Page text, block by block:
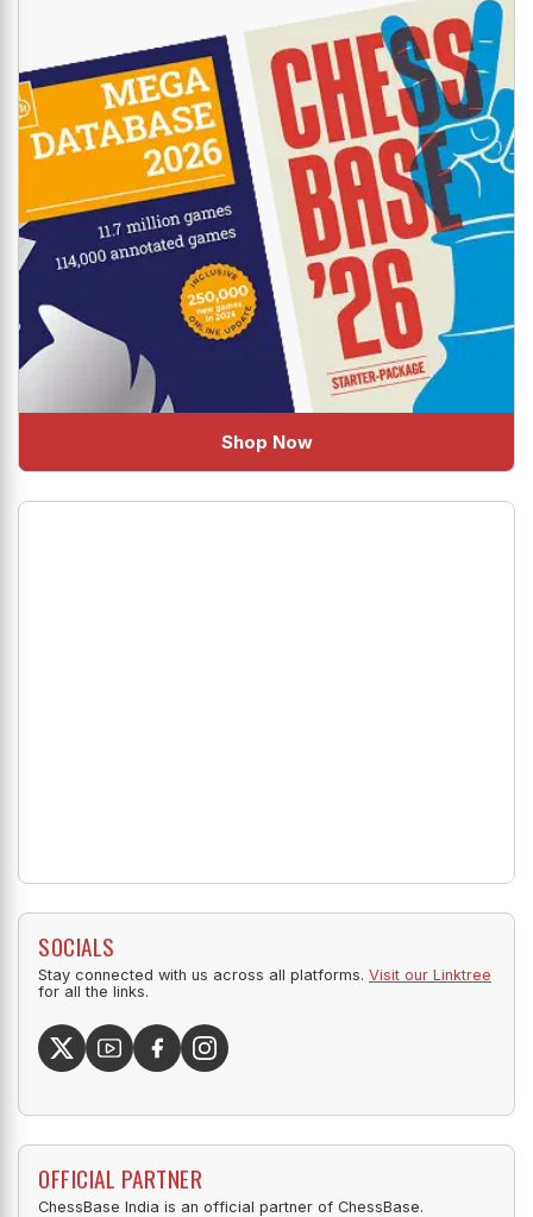
Shop Now
SOCIALS
Stay connected with us across all platforms. Visit our Linktree
for all the links.
OFFICIAL PARTNER
ChessBase India is an official partner of ChessBase.